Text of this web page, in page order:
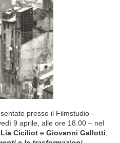
presso il Filmstudio –
9 aprile, alle ore 18.00 – nel
Lia Ciciliote Giovanni Gallotti